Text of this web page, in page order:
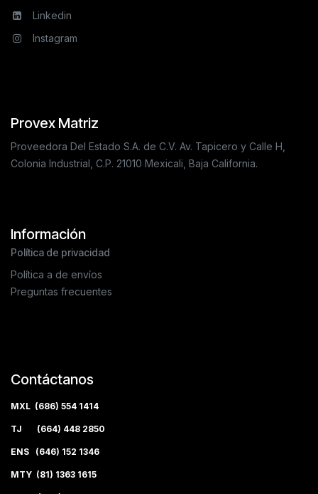
Linkedin
Instagram
Provex Matriz
Proveedora Del Estado S.A. de C.V. Av. Tapicero y Calle H,
Colonia Industrial, C.P. 21010 Mexicali, Baja California.
Información
Política de privacidad
Política a de envíos
Preguntas frecuentes
Contáctanos
MXL (686) 554 1414
TJ (664) 448 2850
ENS (646) 152 1346
MTY (81) 1363 1615